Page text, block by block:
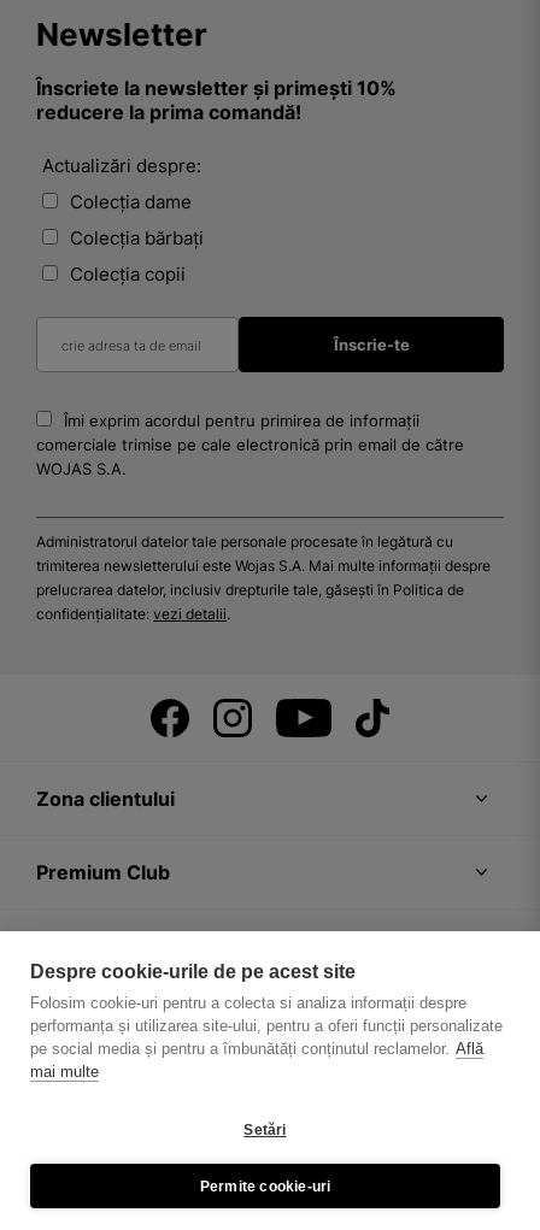
Newsletter
Înscriete la newsletter și primești 10%
reducere la prima comandă!
Actualizări despre:
Colecția dame
Colecția bărbați
Colecția copii
Îmi exprim acordul pentru primirea de informații
comerciale trimise pe cale electronică prin email de către
WOJAS S.A.
Administratorul datelor tale personale procesate în legătură cu
trimiterea newsletterului este Wojas S.A. Mai multe informații despre
prelucrarea datelor, inclusiv drepturile tale, găsești în Politica de
confidențialitate: vezi detalii.
Zona clientului
Premium Club
Despre firmă
Politica de confidențialitate Regulament magazin
Despre cookie-urile de pe acest site
Folosim cookie-uri pentru a colecta si analiza informații despre
performanța și utilizarea site-ului, pentru a oferi funcții personalizate
pe social media și pentru a îmbunătăți conținutul reclamelor. Află
mai multe
Setări
Permite cookie-uri